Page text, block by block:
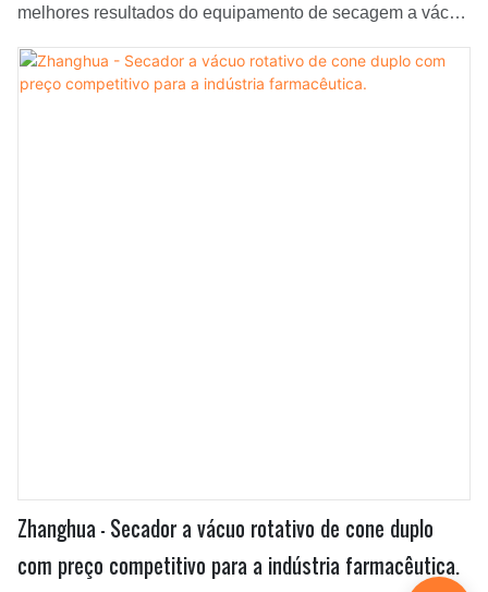
melhores resultados do equipamento de secagem a vácuo
rotativo em aço inoxidável para a indústria farmacêutica
sejam plenamente aproveitados. Possui uma ampla gama
Zhanghua - Secador a vácuo rotativo de cone duplo
com preço competitivo para a indústria farmacêutica.